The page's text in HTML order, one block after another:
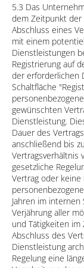
5.3 Das
dem Zeitpunkt der
Abschluss eines
mit einem
Dienstleistungen
Registrierung auf
der erforderlichen
Schaltfläche
gewünschten
Dienstleistung.
Dauer des
anschließend bis
Vertragsverhältnis
gesetzliche
Vertrag oder
Jahren im
Verjährung aller
und Tätigkeiten im
Abschluss des
Dienstleistung
Regelung eine